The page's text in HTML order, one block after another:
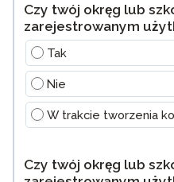
Czy twój okręg lub
zarejestrowanym
Tak
Nie
W trakcie tworzenia
Czy twój okręg lub